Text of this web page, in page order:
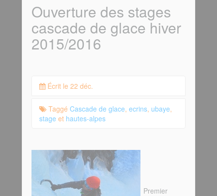
Ouverture des stages
cascade de glace hiver
2015/2016
Écrit le 22 déc.
Taggé Cascade de glace, ecrins, ubaye,
stage et hautes-alpes
Premier